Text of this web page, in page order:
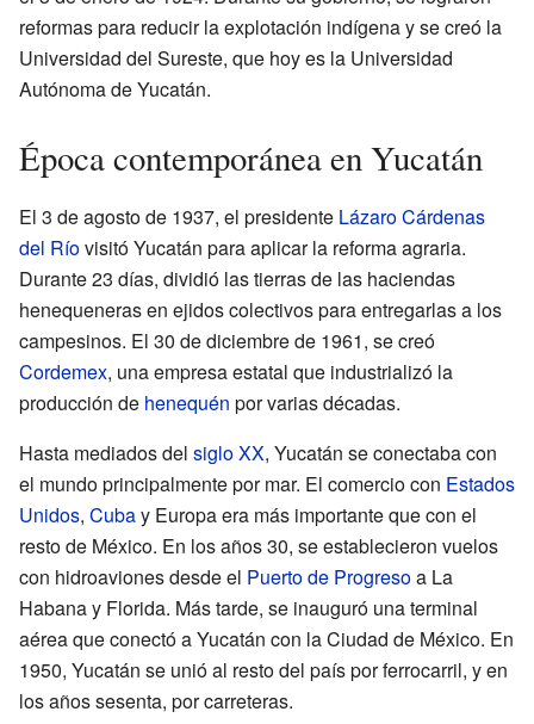
reformas para reducir la explotación indígena y se creó la
Universidad del Sureste, que hoy es la Universidad
Autónoma de Yucatán.
Época contemporánea en Yucatán
El 3 de agosto de 1937, el presidente Lázaro Cárdenas
del Ríovisitó Yucatán para aplicar la reforma agraria.
Durante 23 días, dividió las tierras de las haciendas
henequeneras en ejidos colectivos para entregarlas a los
campesinos. El 30 de diciembre de 1961, se creó
Cordemex, una empresa estatal que industrializó la
producción de henequén por varias décadas.
Hasta mediados del siglo XX, Yucatán se conectaba con
el mundo principalmente por mar. El comercio con Estados
Unidos, Cubay Europa era más importante que con el
resto de México. En los años 30, se establecieron vuelos
con hidroaviones desde el Puerto de Progresoa La
Habana y Florida. Más tarde, se inauguró una terminal
aérea que conectó a Yucatán con la Ciudad de México. En
1950, Yucatán se unió al resto del país por ferrocarril, y en
los años sesenta, por carreteras.